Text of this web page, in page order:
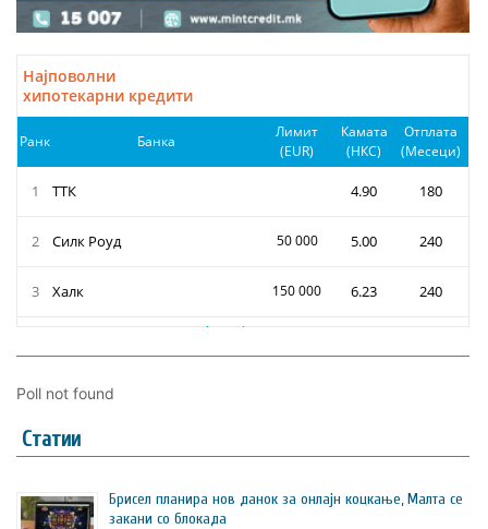
Poll not found
Статии
Брисел планира нов данок за онлајн коцкање, Малта се
закани со блокада